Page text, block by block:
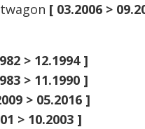
[ 03.2006 >
> 12.1994 ]
> 11.1990 ]
> 05.2016 ]
> 10.2003 ]